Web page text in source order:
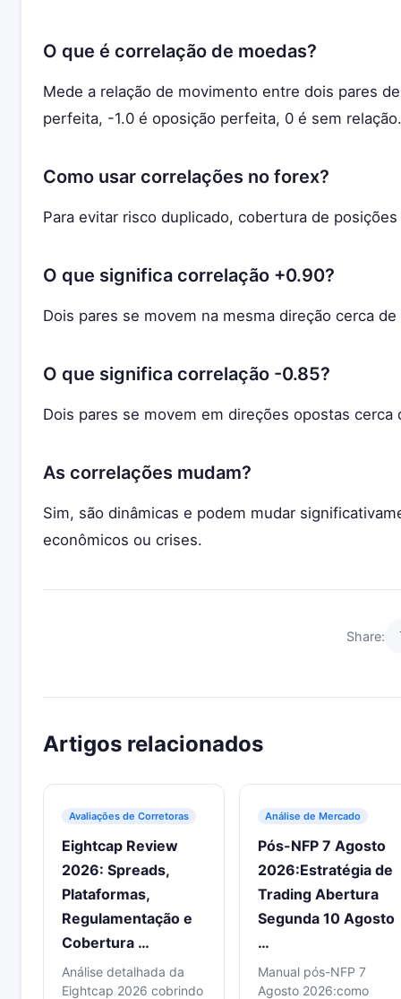
O que é correlação de moedas?
Mede a relação de movimento entre dois pares
perfeita, -1.0 é oposição perfeita, 0 é sem relação.
Como usar correlações no forex?
Para evitar risco duplicado, cobertura de
O que significa correlação +0.90?
Dois pares se movem na mesma direção cerca
O que significa correlação -0.85?
Dois pares se movem em direções opostas cerca
As correlações mudam?
Sim, são dinâmicas e podem mudar
econômicos ou crises.
Share:
Artigos relacionados
Avaliações de Corretoras
Eightcap Review
2026: Spreads,
Plataformas,
Regulamentação e
Cobertura …
Análise detalhada da
Eightcap 2026 cobrindo
Análise de Mercado
Pós-NFP 7 Agosto
2026:Estratégia de
Trading Abertura
Segunda 10 Agosto
…
Manual pós-NFP 7
Agosto 2026:como